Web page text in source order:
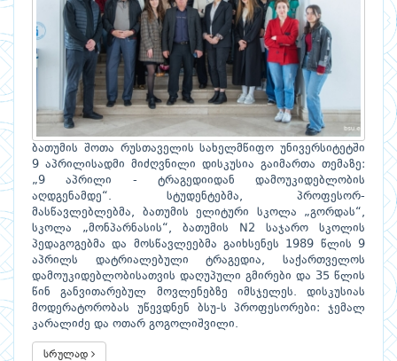
ბათუმის შოთა რუსთაველის სახელმწიფო უნივერსიტეტში
9 აპრილისადმი მიძღვნილი დისკუსია გაიმართა თემაზე:
„9 აპრილი - ტრაგედიიდან დამოუკიდებლობის
აღდგენამდე“. სტუდენტებმა, პროფესორ-
მასწავლებლებმა, ბათუმის ელიტური სკოლა „გორდას“,
სკოლა „მონპარნასის“, ბათუმის N2 საჯარო სკოლის
პედაგოგებმა და მოსწავლეებმა გაიხსენეს 1989 წლის 9
აპრილს დატრიალებული ტრაგედია, საქართველოს
დამოუკიდებლობისათვის დაღუპული გმირები და 35 წლის
წინ განვითარებულ მოვლენებზე იმსჯელეს. დისკუსიას
მოდერატორობას უწევდნენ ბსუ-ს პროფესორები: ჯემალ
კარალიძე და ოთარ გოგოლიშვილი.
სრულად